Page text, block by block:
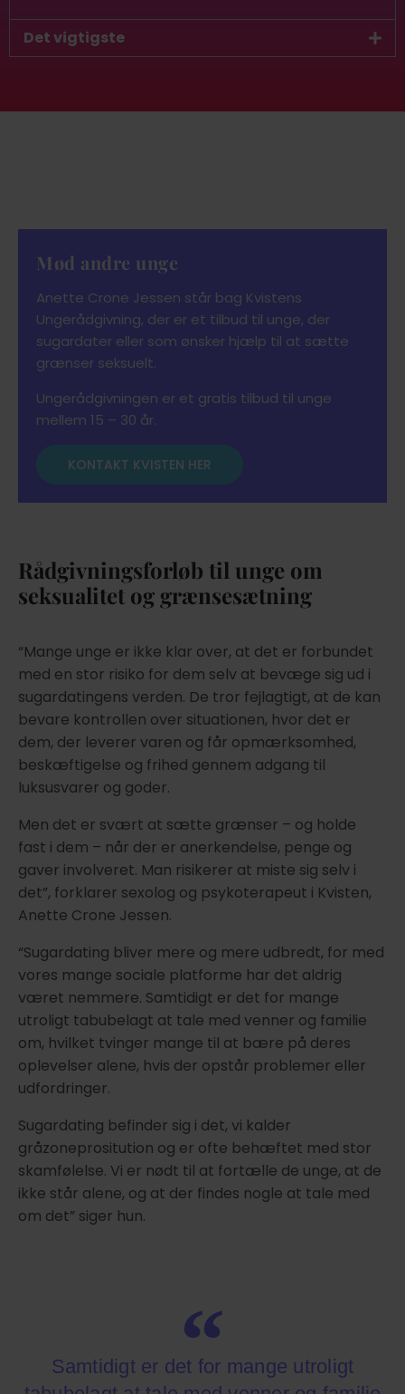
Det vigtigste
Mød andre unge
Anette Crone Jessen står bag Kvistens
Ungerådgivning, der er et tilbud til unge, der
sugardater eller som ønsker hjælp til at sætte
grænser seksuelt.
Ungerådgivningen er et gratis tilbud til unge
mellem 15 – 30 år.
KONTAKT KVISTEN HER
Rådgivningsforløb til unge om
seksualitet og grænsesætning
“Mange unge er ikke klar over, at det er forbundet
med en stor risiko for dem selv at bevæge sig ud i
sugardatingens verden. De tror fejlagtigt, at de kan
bevare kontrollen over situationen, hvor det er
dem, der leverer varen og får opmærksomhed,
beskæftigelse og frihed gennem adgang til
luksusvarer og goder.
Men det er svært at sætte grænser – og holde
fast i dem – når der er anerkendelse, penge og
gaver involveret. Man risikerer at miste sig selv i
det”, forklarer sexolog og psykoterapeut i Kvisten,
Anette Crone Jessen.
“Sugardating bliver mere og mere udbredt, for med
vores mange sociale platforme har det aldrig
været nemmere. Samtidigt er det for mange
utroligt tabubelagt at tale med venner og familie
om, hvilket tvinger mange til at bære på deres
oplevelser alene, hvis der opstår problemer eller
udfordringer.
Sugardating befinder sig i det, vi kalder
gråzoneprositution og er ofte behæftet med stor
skamfølelse. Vi er nødt til at fortælle de unge, at de
ikke står alene, og at der findes nogle at tale med
om det” siger hun.
Samtidigt er det for mange utroligt